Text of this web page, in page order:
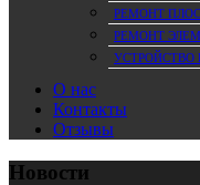
РЕМОНТ
РЕМОНТ
УСТРОЙСТВО
О нас
Контакты
Отзывы
Новости